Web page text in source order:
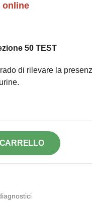
online
50 TEST
di rilevare la